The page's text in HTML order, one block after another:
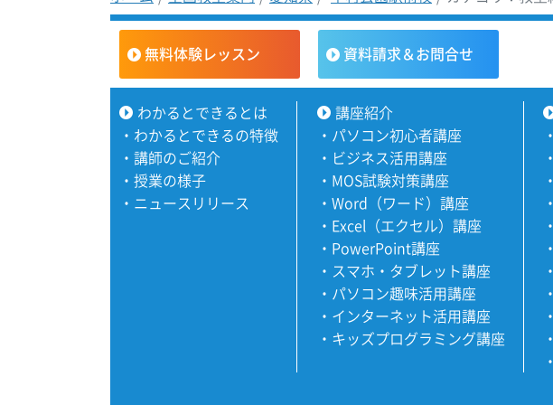
無料体験レッスン 資料請求＆お問合せ
わかるとできるとは
・ わかるとできるの特徴
・ 講師のご紹介
・ 授業の様子
・ ニュースリリース
講座紹介
・ パソコン初心者講座
・ ビジネス活用講座
・ MOS試験対策講座
・ Word（ワード）講座
・ Excel（エクセル）講座
・ PowerPoint講座
・ スマホ・タブレット講座
・ パソコン趣味活用講座
・ インターネット活用講座
・ キッズプログラミング講座
・
・
・
・
・
・
・
・